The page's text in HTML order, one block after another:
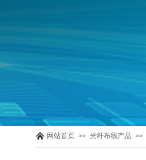
网站首页 >> 光纤布线产品 >>